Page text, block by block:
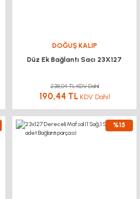
DOĞUŞ KALIP
Düz Ek Bağlantı Sacı 23X127
238,04 TL KDV Dahil
190,44 TL KDV Dahil
%15